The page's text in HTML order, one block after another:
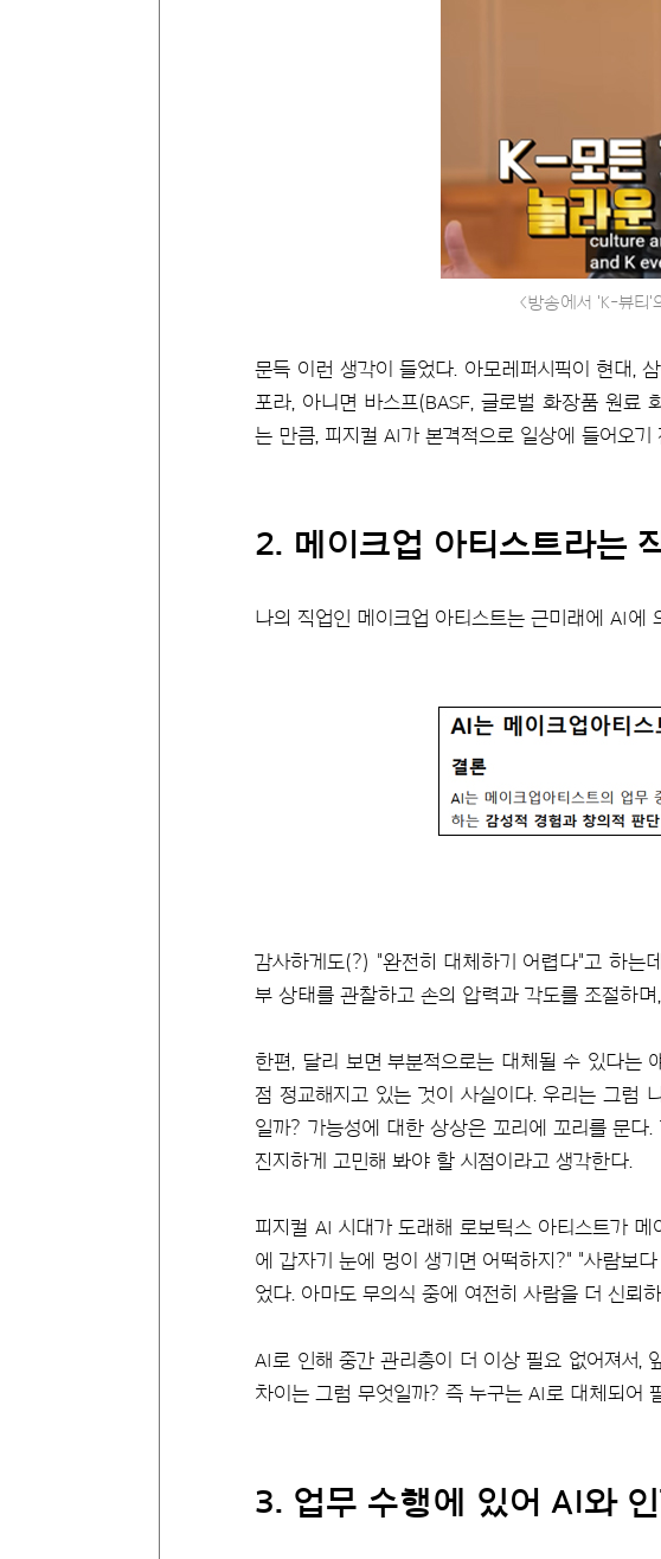
<방송에서 'K-뷰티'
문득 이런 생각이 들었다. 아모레퍼시픽이 현대,
포라, 아니면 바스프(BASF, 글로벌 화장품 원료
는 만큼, 피지컬 AI가 본격적으로 일상에 들어오
2. 메이크업 아티스트라는
나의 직업인 메이크업 아티스트는 근미래에 AI에
감사하게도(?) "완전히 대체하기 어렵다"고 하는
부 상태를 관찰하고 손의 압력과 각도를 조절하
한편, 달리 보면 부분적으로는 대체될 수 있다는
점 정교해지고 있는 것이 사실이다. 우리는 그럼
일까? 가능성에 대한 상상은 꼬리에 꼬리를 문다
진지하게 고민해 봐야 할 시점이라고 생각한다.
피지컬 AI 시대가 도래해 로보틱스 아티스트가
에 갑자기 눈에 멍이 생기면 어떡하지?" "사람보
었다. 아마도 무의식 중에 여전히 사람을 더 신뢰
AI로 인해 중간 관리층이 더 이상 필요 없어져서,
차이는 그럼 무엇일까? 즉 누구는 AI로 대체되어
3. 업무 수행에 있어 AI와